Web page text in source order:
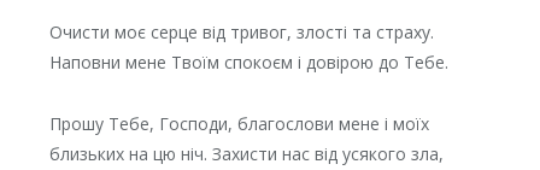
Очисти моє серце від тривог, злості та страху.
Наповни мене Твоїм спокоєм і довірою до Тебе.
Прошу Тебе, Господи, благослови мене і моїх
близьких на цю ніч. Захисти нас від усякого зла,